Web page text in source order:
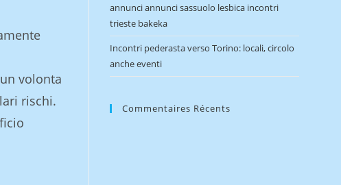
volonta
rischi.
annunci annunci sassuolo lesbica incontri
trieste bakeka
Incontri pederasta verso Torino: locali, circolo
anche eventi
Commentaires Récents